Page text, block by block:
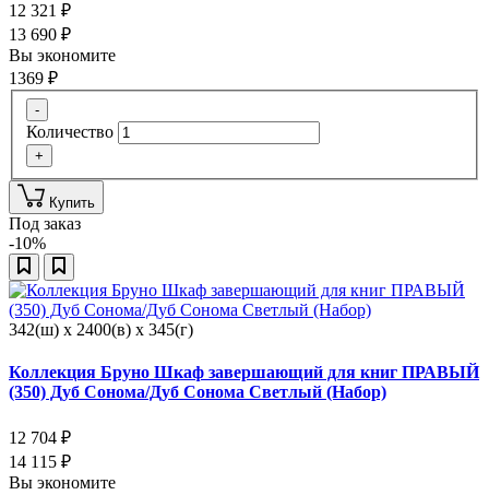
12 321 ₽
13 690 ₽
Вы экономите
1369 ₽
-
Количество
+
Купить
Под заказ
-10%
342(ш) x 2400(в) x 345(г)
Коллекция Бруно Шкаф завершающий для книг ПРАВЫЙ
(350) Дуб Сонома/Дуб Сонома Светлый (Набор)
12 704 ₽
14 115 ₽
Вы экономите